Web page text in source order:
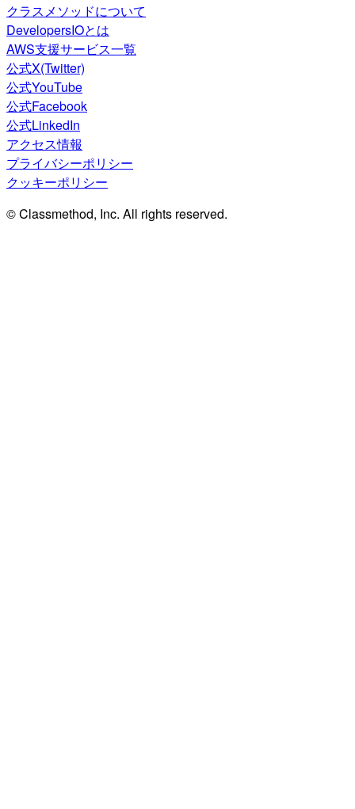
クラスメソッドについて
DevelopersIOとは
AWS支援サービス一覧
公式X(Twitter)
公式YouTube
公式Facebook
公式LinkedIn
アクセス情報
プライバシーポリシー
クッキーポリシー
© Classmethod, Inc. All rights reserved.